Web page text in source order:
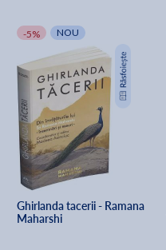
-5% NOU
Ghirlanda tacerii - Ramana
Maharshi